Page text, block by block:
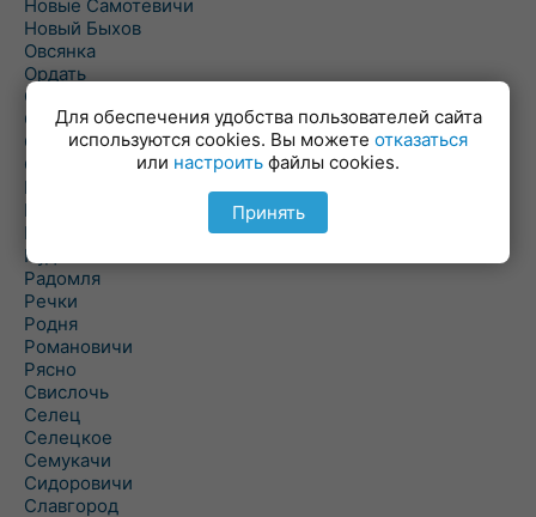
Новые Самотевичи
Новый Быхов
Овсянка
Ордать
Ореховка
Осиновка
Осиповичи
Осово
Павловичи
Паршино
Петуховка
Пудовня
Радомля
Речки
Родня
Романовичи
Рясно
Свислочь
Селец
Селецкое
Семукачи
Сидоровичи
Славгород
Для обеспечения удобства пользователей сайта
используются cookies. Вы можете отказаться
или настроить файлы cookies.
Принять